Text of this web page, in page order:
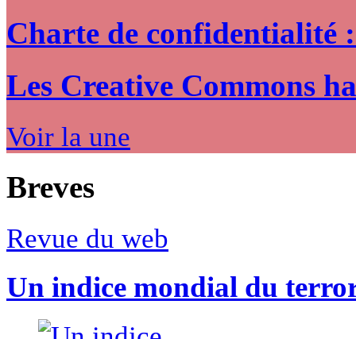
Charte de confidentialité
Les Creative Commons
Voir la une
Breves
Revue du web
Un indice mondial du